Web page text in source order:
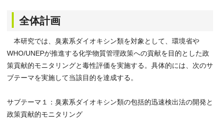
全体計画
本研究では、臭素系ダイオキシン類を対象として、環境省や
WHO/UNEPが推進する化学物質管理政策への貢献を目的とした政
策貢献的モニタリングと毒性評価を実施する。具体的には、次のサ
ブテーマを実施して当該目的を達成する。
サブテーマ１：臭素系ダイオキシン類の包括的迅速検出法の開発と
政策貢献的モニタリング